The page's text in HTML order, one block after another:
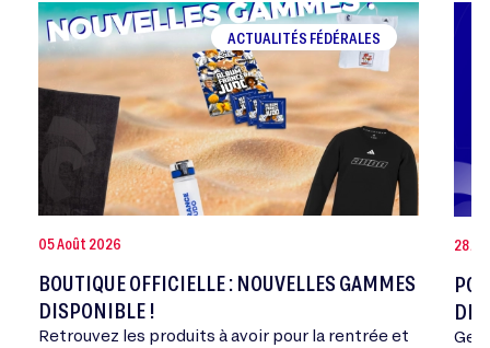
ACTUALITÉS FÉDÉRALES
05 Août 2026
BOUTIQUE OFFICIELLE : NOUVELLES GAMMES
DISPONIBLE !
Retrouvez les produits à avoir pour la rentrée et
28
DE